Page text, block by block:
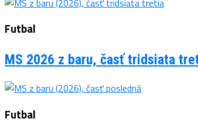
Futbal
MS 2026 z baru, časť tridsiata
Futbal